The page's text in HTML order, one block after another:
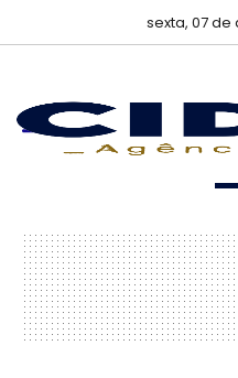
sexta, 07